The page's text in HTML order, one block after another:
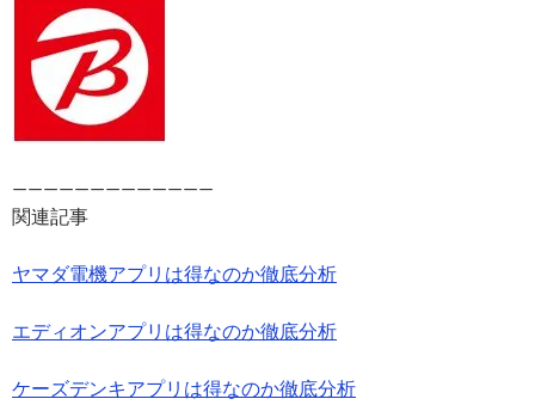
—————————————
関連記事
ヤマダ電機アプリは得なのか徹底分析
エディオンアプリは得なのか徹底分析
ケーズデンキアプリは得なのか徹底分析